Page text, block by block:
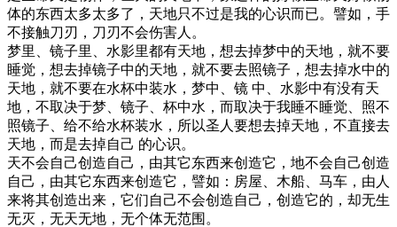
体的东西太多太多了，天地只不过是我的心识而已。譬如，手
不接触刀刃，刀刃不会伤害人。
梦里、镜子里、水影里都有天地，想去掉梦中的天地，就不要
睡觉，想去掉镜子中的天地，就不要去照镜子，想去掉水中的
天地，就不要在水杯中装水，梦中、镜 中、水影中有没有天
地，不取决于梦、镜子、杯中水，而取决于我睡不睡觉、照不
照镜子、给不给水杯装水，所以圣人要想去掉天地，不直接去
天地，而是去掉自己 的心识。
天不会自己创造自己，由其它东西来创造它，地不会自己创造
自己，由其它东西来创造它，譬如：房屋、木船、马车，由人
来将其创造出来，它们自己不会创造自己，创造它的，却无生
无灭，无天无地，无个体无范围。